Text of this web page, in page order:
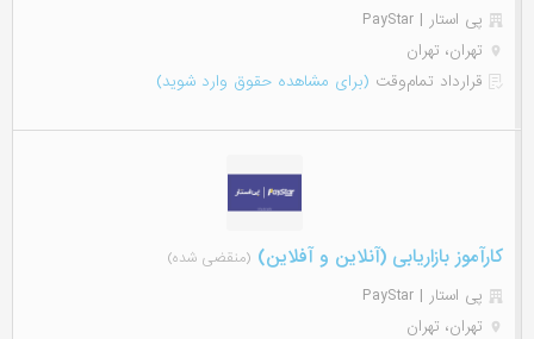
پی استار | PayStar
تهران، تهران
قرارداد تمام‌وقت (برای مشاهده حقوق وارد شوید)
کارآموز بازاریابی (آنلاین و آفلاین) (منقضی شده)
پی استار | PayStar
تهران، تهران